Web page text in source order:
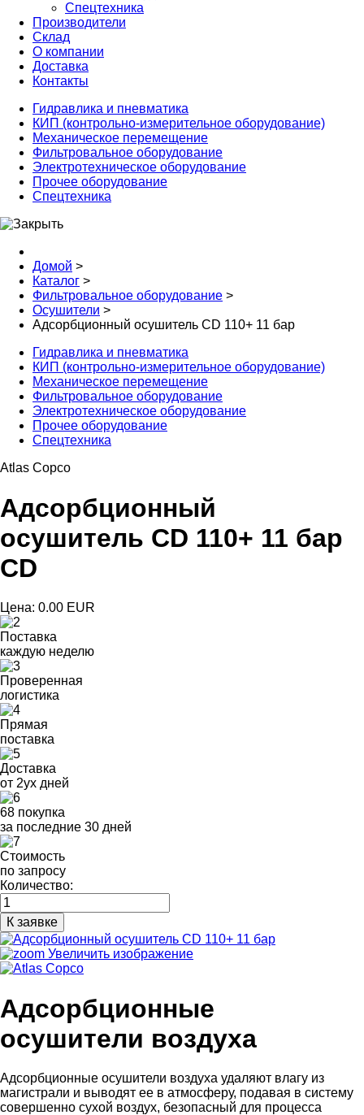
Спецтехника
Производители
Склад
О компании
Доставка
Контакты
Гидравлика и пневматика
КИП (контрольно-измерительное оборудование)
Механическое перемещение
Фильтровальное оборудование
Электротехническое оборудование
Прочее оборудование
Спецтехника
Домой >
Каталог >
Фильтровальное оборудование >
Осушители >
Адсорбционный осушитель CD 110+ 11 бар
Гидравлика и пневматика
КИП (контрольно-измерительное оборудование)
Механическое перемещение
Фильтровальное оборудование
Электротехническое оборудование
Прочее оборудование
Спецтехника
Atlas Copco
Адсорбционный
осушитель CD 110+ 11 бар
CD
Цена: 0.00 EUR
Поставка
каждую неделю
Проверенная
логистика
Прямая
поставка
Доставка
от 2ух дней
68 покупка
за последние 30 дней
Стоимость
по запросу
Количество:
Увеличить изображение
Адсорбционные
осушители воздуха
Адсорбционные осушители воздуха удаляют влагу из
магистрали и выводят ее в атмосферу, подавая в систему
совершенно сухой воздух, безопасный для процесса